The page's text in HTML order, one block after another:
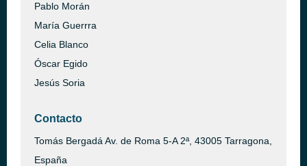
Pablo Morán
María Guerrra
Celia Blanco
Óscar Egido
Jesús Soria
Contacto
Tomás Bergadá Av. de Roma 5-A 2ª, 43005 Tarragona,
España